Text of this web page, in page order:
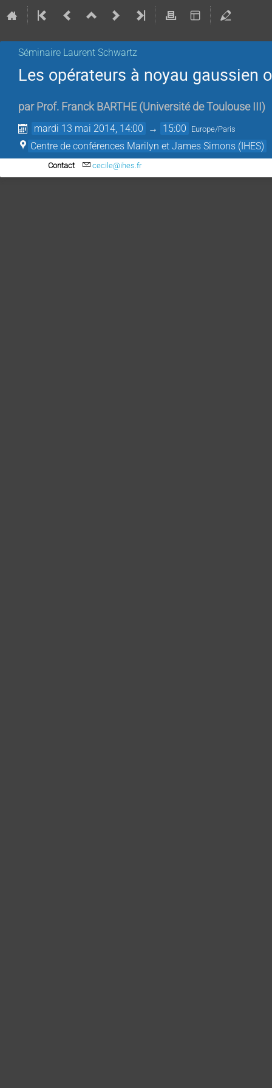
Séminaire Laurent Schwartz
Les opérateurs à noyau gaussien
par Prof. Franck BARTHE (Université de Toulouse III )
mardi 13 mai 2014, 14:00 → 15:00 Europe/Paris
Centre de conférences Marilyn et James Simons (IHES)
Contact cecile@ihes.fr